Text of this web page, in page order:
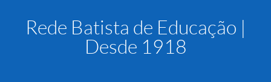
Rede Batista de Educação |
Desde 1918